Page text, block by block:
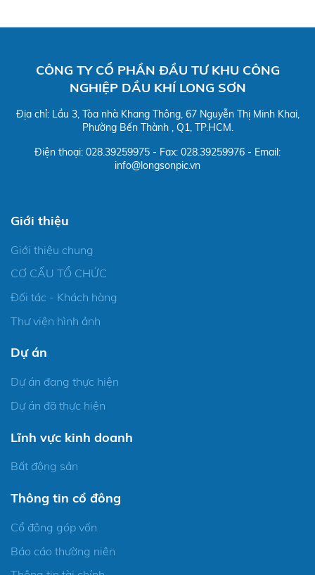
CÔNG TY CỔ PHẦN ĐẦU TƯ KHU CÔNG
NGHIỆP DẦU KHÍ LONG SƠN
Địa chỉ: Lầu 3, Tòa nhà Khang Thông, 67 Nguyễn Thị Minh Khai,
Phường Bến Thành , Q1, TP.HCM.
Điện thoại: 028.39259975 - Fax: 028.39259976 - Email:
info@longsonpic.vn
Giới thiệu
Giới thiệu chung
CƠ CẤU TỔ CHỨC
Đối tác - Khách hàng
Thư viện hình ảnh
Dự án
Dự án đang thực hiện
Dự án đã thực hiện
Lĩnh vực kinh doanh
Bất động sản
Thông tin cổ đông
Cổ đông góp vốn
Báo cáo thường niên